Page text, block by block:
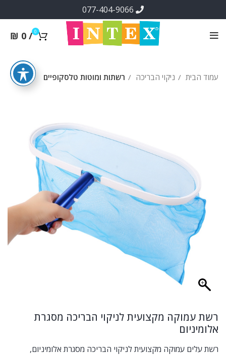
0
/
₪ 0
עמוד הבית ניקוי הבריכה רשתות ומוטות טלסקופיים
רשת עמוקה מקצועית לניקוי הבריכה מסגרת
אלומיניום
רשת עלים עמוקה מקצועית לניקוי הבריכה מסגרת אלומיניום,